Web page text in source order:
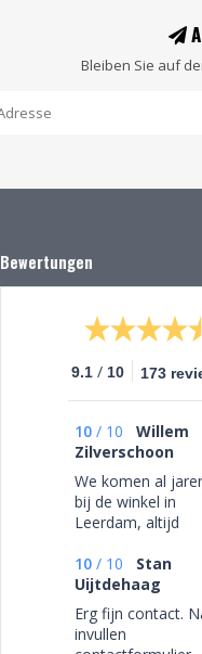
Bleiben Sie auf
Bewertungen
9.1 / 10 173
10 / 10
Willem
Zilverschoon
We komen al
bij de winkel in
Leerdam, altijd
waar we een aantal
van gekocht
Na onze verhuizing
naar Drenthe
het eerst via de site
10 / 10
Stan
Uijtdehaag
Erg fijn contact.
invullen